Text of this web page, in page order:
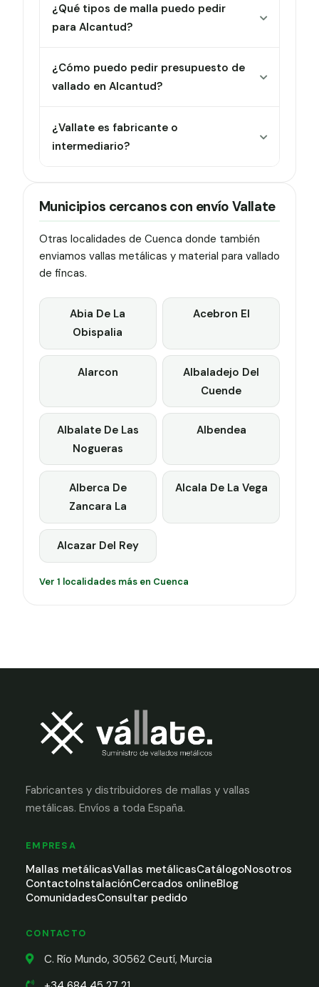
¿Qué tipos de malla puedo pedir
para Alcantud?
¿Cómo puedo pedir presupuesto de
vallado en Alcantud?
¿Vallate es fabricante o
intermediario?
Municipios cercanos con envío Vallate
Otras localidades de Cuenca donde también
enviamos vallas metálicas y material para vallado
de fincas.
Abia De La
Obispalia
Acebron El
Alarcon
Albaladejo Del
Cuende
Albalate De Las
Nogueras
Albendea
Alberca De
Zancara La
Alcala De La Vega
Alcazar Del Rey
Ver 1 localidades más en Cuenca
Fabricantes y distribuidores de mallas y vallas
metálicas. Envíos a toda España.
EMPRESA
Mallas metálicasVallas metálicasCatálogoNosotros
ContactoInstalaciónCercados onlineBlog
ComunidadesConsultar pedido
CONTACTO
C. Río Mundo, 30562 Ceutí, Murcia